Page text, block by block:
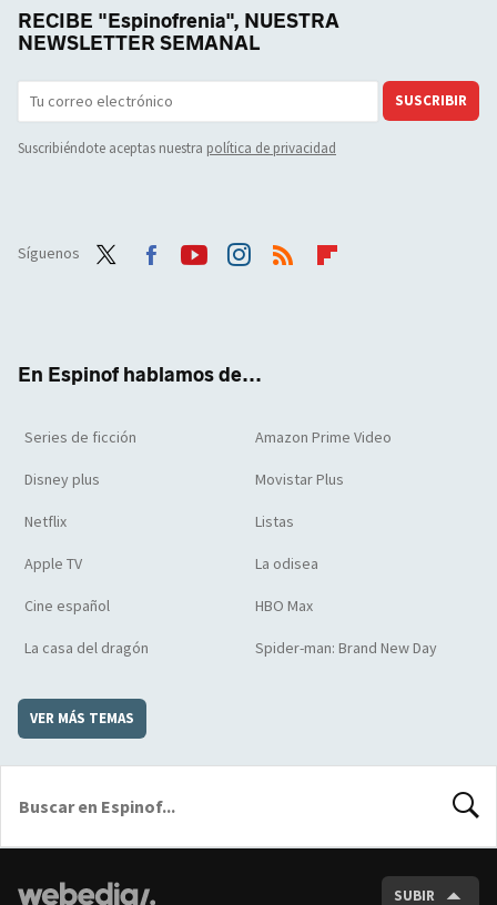
RECIBE "Espinofrenia", NUESTRA
NEWSLETTER SEMANAL
SUSCRIBIR
Suscribiéndote aceptas nuestra política de privacidad
Síguenos
En Espinof hablamos de...
Series de ficción Amazon Prime Video
Disney plus Movistar Plus
Netflix Listas
Apple TV La odisea
Cine español HBO Max
La casa del dragón Spider-man: Brand New Day
VER MÁS TEMAS
SUBIR